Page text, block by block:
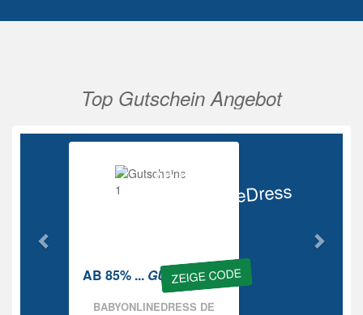
Top Gutschein Angebot
Ab 85%
BabyOnlineDress
ZEIGE CODE
AB 85% ... GUTSCHEIN
BABYONLINEDRESS DE
Vorherige